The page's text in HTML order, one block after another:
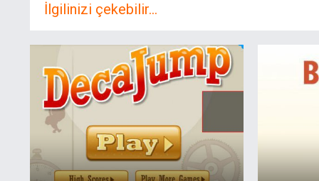
İlgilinizi çekebilir...